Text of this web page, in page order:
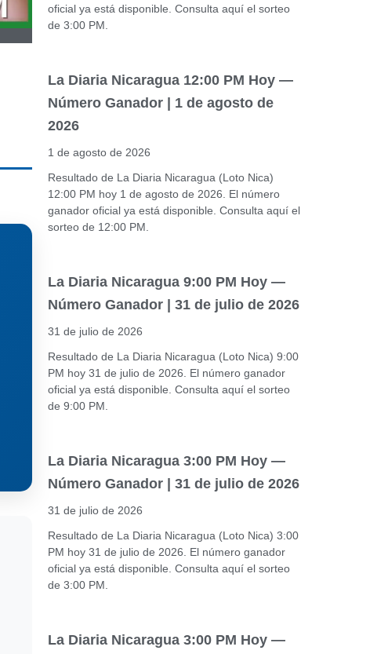
oficial ya está disponible. Consulta aquí el sorteo
de 3:00 PM.
La Diaria Nicaragua 12:00 PM Hoy —
Número Ganador | 1 de agosto de
2026
1 de agosto de 2026
Resultado de La Diaria Nicaragua (Loto Nica)
12:00 PM hoy 1 de agosto de 2026. El número
ganador oficial ya está disponible. Consulta aquí el
sorteo de 12:00 PM.
La Diaria Nicaragua 9:00 PM Hoy —
Número Ganador | 31 de julio de 2026
31 de julio de 2026
Resultado de La Diaria Nicaragua (Loto Nica) 9:00
PM hoy 31 de julio de 2026. El número ganador
oficial ya está disponible. Consulta aquí el sorteo
de 9:00 PM.
La Diaria Nicaragua 3:00 PM Hoy —
Número Ganador | 31 de julio de 2026
31 de julio de 2026
Resultado de La Diaria Nicaragua (Loto Nica) 3:00
PM hoy 31 de julio de 2026. El número ganador
oficial ya está disponible. Consulta aquí el sorteo
de 3:00 PM.
La Diaria Nicaragua 3:00 PM Hoy —